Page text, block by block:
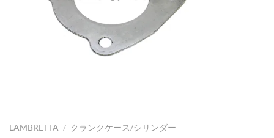
LAMBRETTA / クランクケース/シリンダー